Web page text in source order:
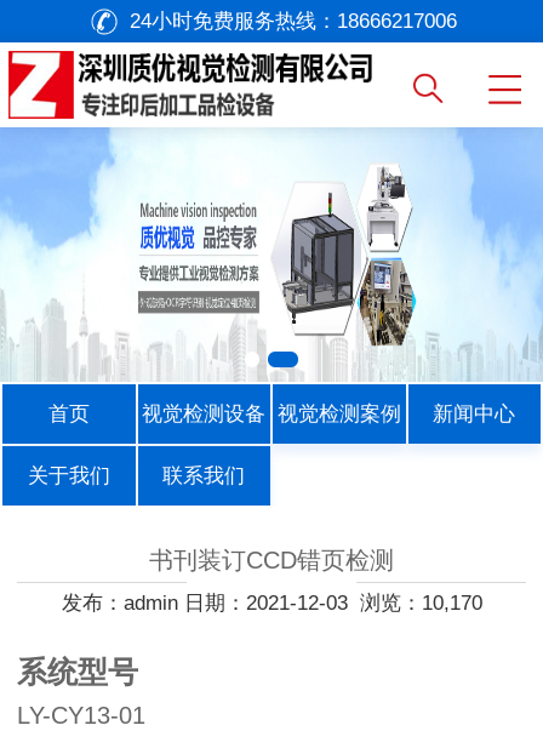
24小时免费服务热线： 18666217006
首页 视觉检测设备 视觉检测案例 新闻中心
关于我们 联系我们
书刊装订CCD错页检测
发布：admin 日期：2021-12-03 浏览：10,170
系统型号
LY-CY13-01